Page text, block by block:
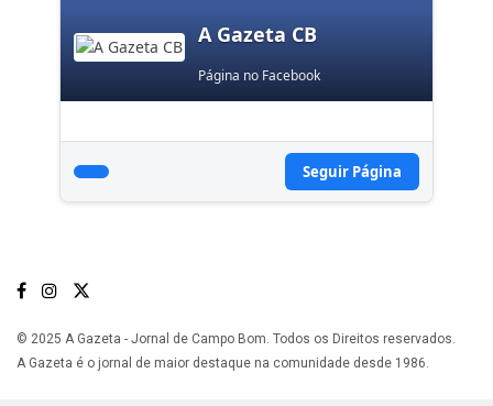
A Gazeta CB
Página no Facebook
Seguir Página
© 2025 A Gazeta - Jornal de Campo Bom. Todos os Direitos reservados.
A Gazeta é o jornal de maior destaque na comunidade desde 1986.